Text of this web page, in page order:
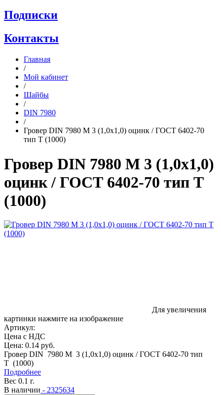
Подписки
Контакты
Главная
/
Мой кабинет
/
Шайбы
/
DIN 7980
/
Гровер DIN 7980 M 3 (1,0x1,0) оцинк / ГОСТ 6402-70
тип Т (1000)
Гровер DIN 7980 M 3 (1,0x1,0)
оцинк / ГОСТ 6402-70 тип Т
(1000)
Для увеличения
картинки нажмите на изображение
Артикул:
Цена с НДС
Цена: 0.14 руб.
Гровер DIN 7980 M 3 (1,0x1,0) оцинк / ГОСТ 6402-70 тип
Т (1000)
Подробнее
Вес 0.1 г.
В наличии - 2325634